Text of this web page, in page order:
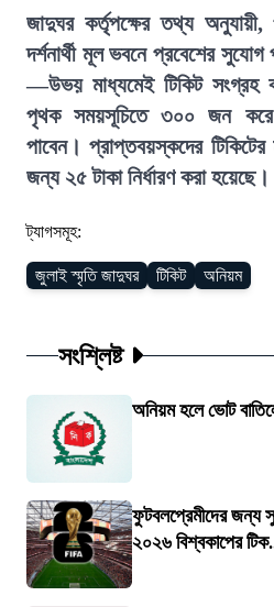
জাদুঘর কর্তৃপক্ষের তথ্য
দর্শনার্থী মূল ভবনে প্রবেশের
—উভয় মাধ্যমেই টিকিট সংগ্রহ
পৃথক সময়সূচিতে ৩০০ জন করে
পাবেন। প্রাপ্তবয়স্কদের
জন্য ২৫ টাকা নির্ধারণ করা হয়েছে।
ট্যাগসমূহ:
জুলাই স্মৃতি জাদুঘর টিকিট অনিয়ম
সংশ্লিষ্ট
অনিয়ম হলে ভোট
ফুটবলপ্রেমীদের জন্য
২০২৬ বিশ্বকাপের